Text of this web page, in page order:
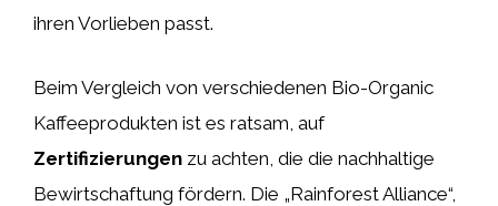
ihren Vorlieben passt.
Beim Vergleich von verschiedenen Bio-Organic
Kaffeeprodukten ist es ratsam, auf
Zertifizierungen zu achten, die die nachhaltige
Bewirtschaftung fördern. Die „Rainforest Alliance“,